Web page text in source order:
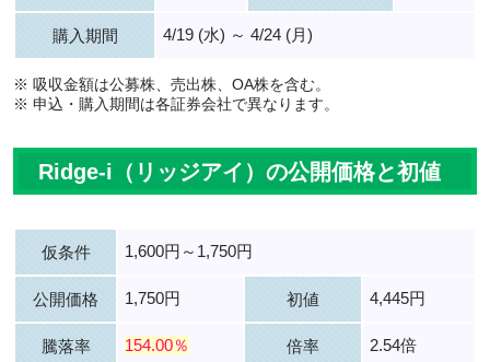
購入期間 4/19 (水) ～ 4/24 (月)
※ 吸収金額は公募株、売出株、OA株を含む。
※ 申込・購入期間は各証券会社で異なります。
Ridge-i（リッジアイ）の公開価格と初値
仮条件 1,600円～1,750円
公開価格 1,750円 初値 4,445円
騰落率 154.00％ 倍率 2.54倍